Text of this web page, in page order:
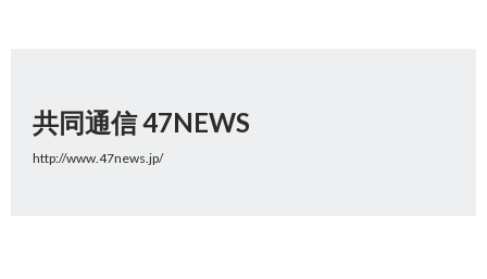
共同通信 47NEWS
http://www.47news.jp/